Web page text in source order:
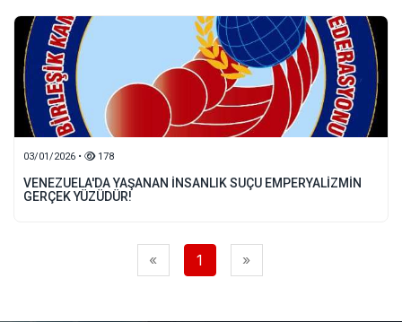
03/01/2026 • 178
VENEZUELA'DA YAŞANAN İNSANLIK SUÇU EMPERYALİZMİN
GERÇEK YÜZÜDÜR!
« 1 »